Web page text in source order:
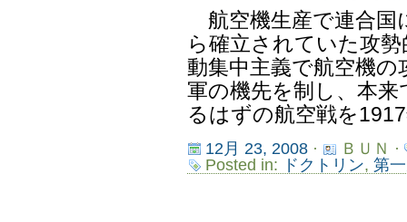
航空機生産で連合国
ら確立されていた攻
動集中主義で航空機
軍の機先を制し、本
るはずの航空戦を
12月 23, 2008·
ＢＵＮ ·
Posted in:
ドクトリン, 第